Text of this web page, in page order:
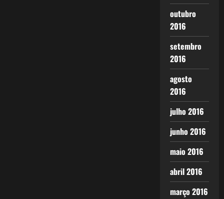
outubro
2016
setembro
2016
agosto
2016
julho 2016
junho 2016
maio 2016
abril 2016
março 2016